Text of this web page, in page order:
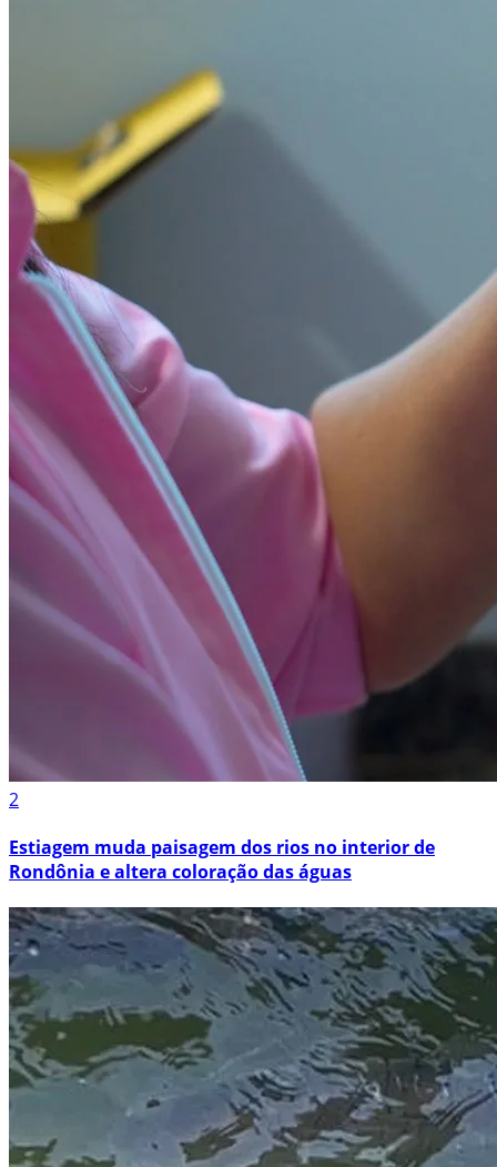
2
Estiagem muda paisagem dos rios no interior de
Rondônia e altera coloração das águas